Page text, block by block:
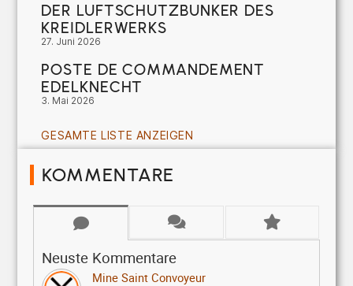
DER LUFTSCHUTZBUNKER DES
KREIDLERWERKS
27. Juni 2026
POSTE DE COMMANDEMENT
EDELKNECHT
3. Mai 2026
GESAMTE LISTE ANZEIGEN
KOMMENTARE
Neuste Kommentare
Mine Saint Convoyeur